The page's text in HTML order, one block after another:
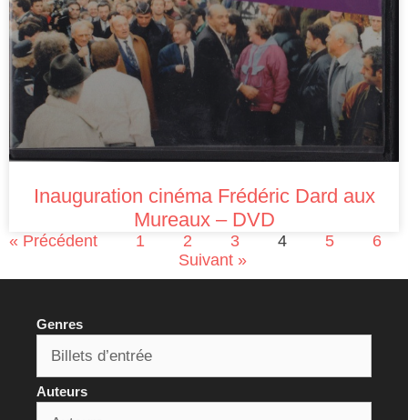
Inauguration cinéma Frédéric Dard aux
Mureaux – DVD
« Précédent 1 2 3 4 5
6
Suivant »
Genres
Auteurs